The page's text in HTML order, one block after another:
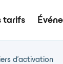
tarifs
d'activation